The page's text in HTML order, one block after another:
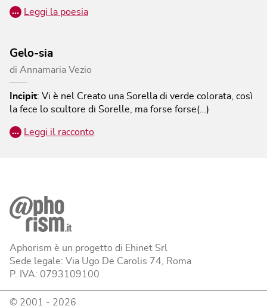
… Leggi la poesia
Gelo-sia
di Annamaria Vezio
Incipit: Vi è nel Creato una Sorella di verde colorata, così
la fece lo scultore di Sorelle, ma forse forse(…)
… Leggi il racconto
Aphorism è un progetto di Ehinet Srl
Sede legale: Via Ugo De Carolis 74, Roma
P. IVA: 0793109100
© 2001 - 2026